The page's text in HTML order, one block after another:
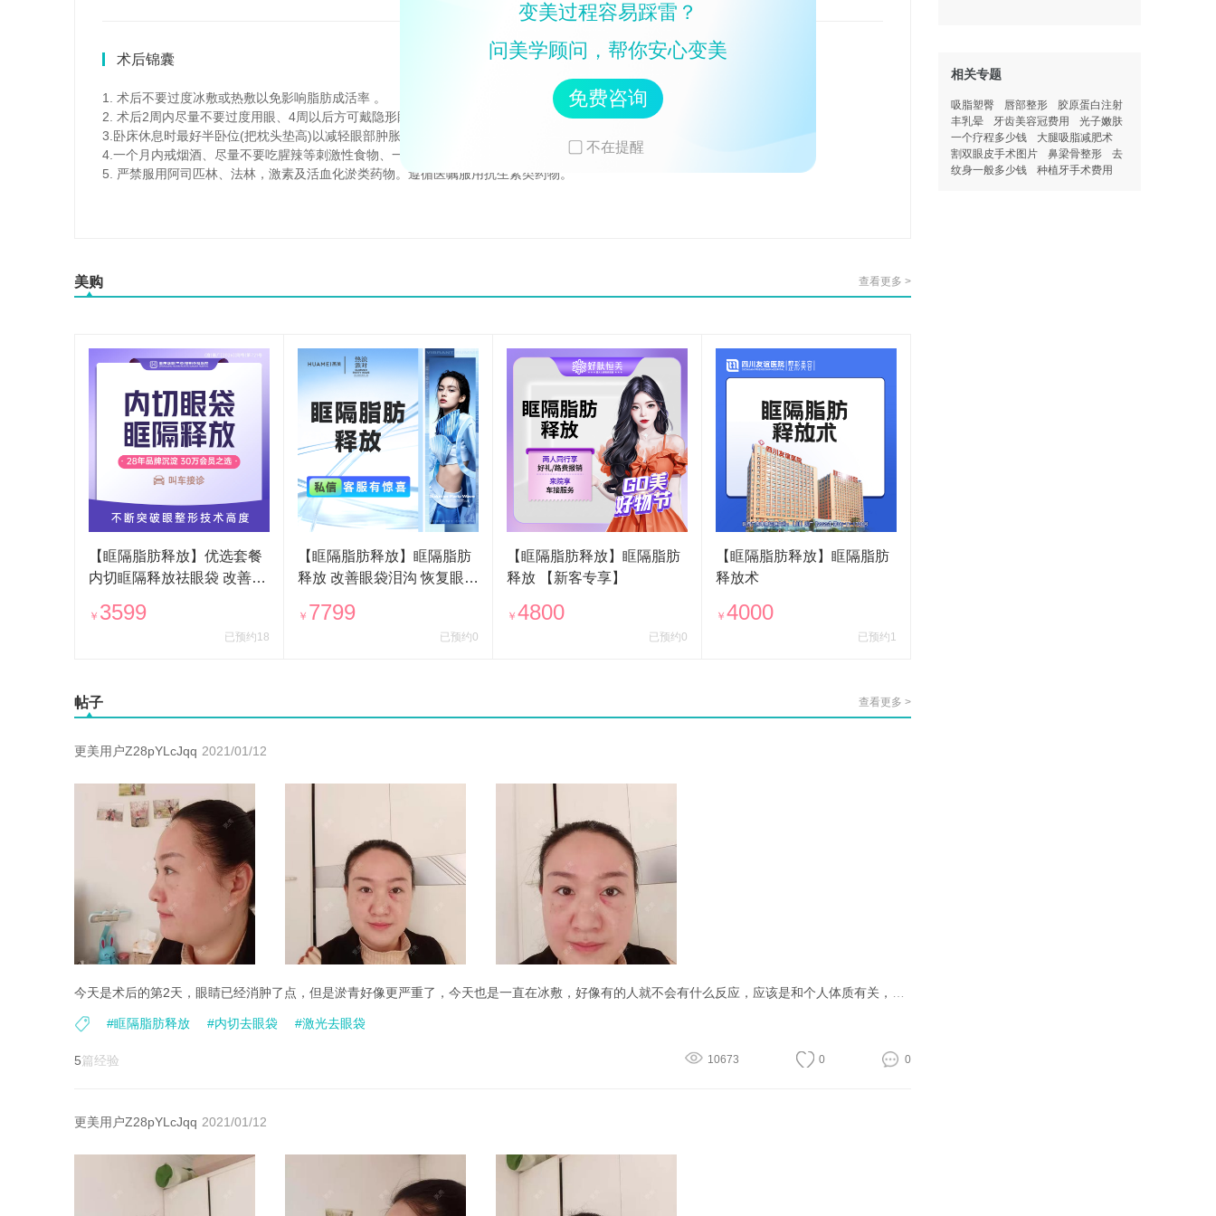
变美过程容易踩雷？
问美学顾问，帮你安心变美
免费咨询
不在提醒
术后锦囊
1. 术后不要过度冰敷或热敷以免影响脂肪成活率 。
2. 术后2周内尽量不要过度用眼、4周以后方可戴隐形眼镜。
3.卧床休息时最好半卧位(把枕头垫高)以减轻眼部肿胀。
4.一个月内戒烟酒、尽量不要吃腥辣等刺激性食物、一个月内不要化妆。
5. 严禁服用阿司匹林、法林，激素及活血化淤类药物。遵循医嘱服用抗生素类药物。
美购 查看更多 >
【眶隔脂肪释放】优选套餐
内切眶隔释放祛眼袋 改善黑
￥ 3599
已预约18
【眶隔脂肪释放】眶隔脂肪
释放 改善眼袋泪沟 恢复眼周
￥ 7799
已预约0
【眶隔脂肪释放】眶隔脂肪
释放 【新客专享】
￥ 4800
已预约0
【眶隔脂肪释放】眶隔脂肪
释放术
￥ 4000
已预约1
帖子 查看更多 >
更美用户Z28pYLcJqq 2021/01/12
今天是术后的第2天，眼睛已经消肿了点，但是淤青好像更严重了，今天也是一直在冰敷，好像有的人就不会有什么反应，应该是和个人体质有关，医院那边的管家也说放松心态，这样有助于恢复，我也不照镜子了，就老老实实
#眶隔脂肪释放 #内切去眼袋 #激光去眼袋
5篇经验 10673 0 0
更美用户Z28pYLcJqq 2021/01/12
相关专题
吸脂塑臀 唇部整形
胶原蛋白注射
丰乳晕
牙齿美容冠费用
光子嫩肤
一个疗程多少钱
大腿吸脂减肥术
割双眼皮手术图片
鼻梁骨整形
去
纹身一般多少钱
种植牙手术费用